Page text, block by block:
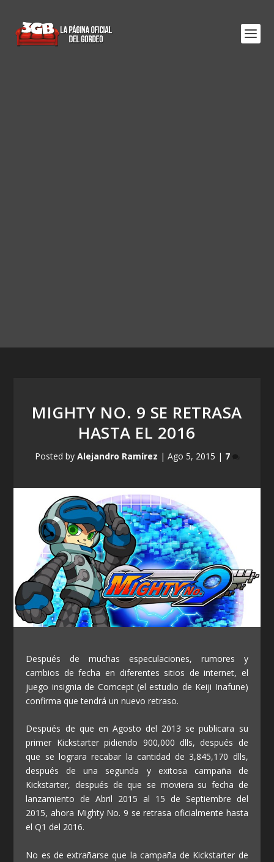
MIGHTY NO. 9 SE RETRASA
HASTA EL 2016
Posted by Alejandro Ramírez | Ago 5, 2015 | 7
Después de muchas especulaciones, rumores y
cambios de fecha en diferentes sitios de internet, el
juego insignia de Comcept (el estudio de Keiji Inafune)
confirma que tendrá un nuevo retraso.
Después de que en Agosto del 2013 se publicara su
primer Kickstarter pidiendo 900,000 dlls, después de
que se lograra recabar la cantidad de 3,845,170 dlls,
después de una segunda y exitosa campaña de
Kickstarter, después de que se moviera su fecha de
lanzamiento de Abril 2015 al 15 de Septiembre del
2015, ahora Mighty No. 9 se retrasa oficialmente hasta
el Q1 del 2016.
No es de extrañarse que la campaña de Kickstarter de